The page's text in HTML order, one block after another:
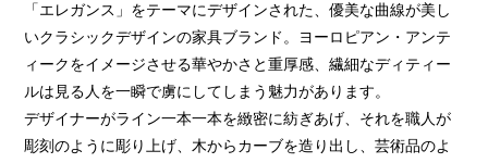
「エレガンス」をテーマにデザインされた、優美な曲線が美し
いクラシックデザインの家具ブランド。ヨーロピアン・アンテ
ィークをイメージさせる華やかさと重厚感、繊細なディティー
ルは見る人を一瞬で虜にしてしまう魅力があります。
デザイナーがライン一本一本を緻密に紡ぎあげ、それを職人が
彫刻のように彫り上げ、木からカーブを造り出し、芸術品のよ